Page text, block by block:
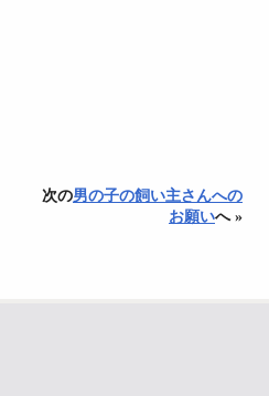
次の男の子の飼い主さんへの
お願いへ »